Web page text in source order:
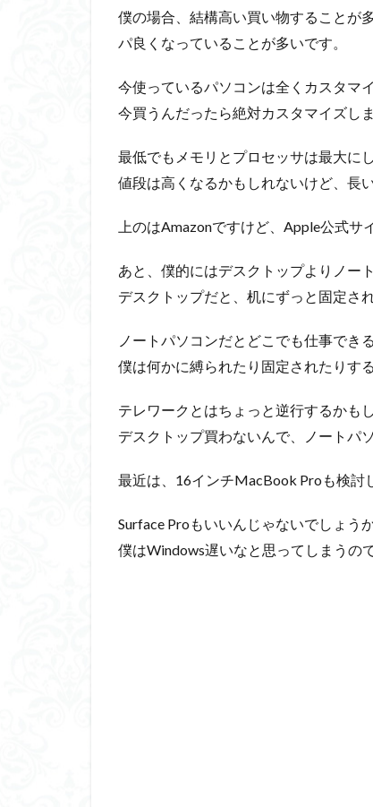
僕の場合、結構高い買い物することが
パ良くなっていることが多いです。
今使っているパソコンは全くカスタマ
今買うんだったら絶対カスタマイズしま
最低でもメモリとプロセッサは最大に
値段は高くなるかもしれないけど、長
上のはAmazonですけど、Apple公式サ
あと、僕的にはデスクトップよりノー
デスクトップだと、机にずっと固定さ
ノートパソコンだとどこでも仕事でき
僕は何かに縛られたり固定されたりす
テレワークとはちょっと逆行するかも
デスクトップ買わないんで、ノートパ
最近は、16インチMacBook Proも検討
Surface Proもいいんじゃないでしょうか
僕はWindows遅いなと思ってしまうの